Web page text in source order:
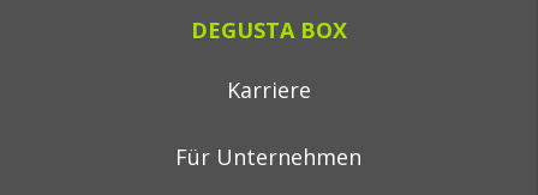
DEGUSTA BOX
Karriere
Für Unternehmen